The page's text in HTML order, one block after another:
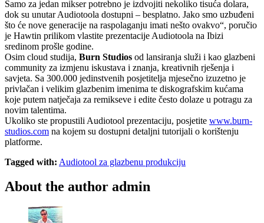
Samo za jedan mikser potrebno je izdvojiti nekoliko tisuća dolara,
dok su unutar Audiotoola dostupni – besplatno. Jako smo uzbuđeni
što će nove generacije na raspolaganju imati nešto ovakvo“, poručio
je Hawtin prilikom vlastite prezentacije Audiotoola na Ibizi
sredinom prošle godine.
Osim cloud studija, Burn Studios od lansiranja služi i kao glazbeni
community za izmjenu iskustava i znanja, kreativnih rješenja i
savjeta. Sa 300.000 jedinstvenih posjetitelja mjesečno izuzetno je
privlačan i velikim glazbenim imenima te diskografskim kućama
koje putem natječaja za remikseve i edite često dolaze u potragu za
novim talentima.
Ukoliko ste propustili Audiotool prezentaciju, posjetite www.burn-
studios.com na kojem su dostupni detaljni tutorijali o korištenju
platforme.
Tagged with: Audiotool za glazbenu produkciju
About the author admin